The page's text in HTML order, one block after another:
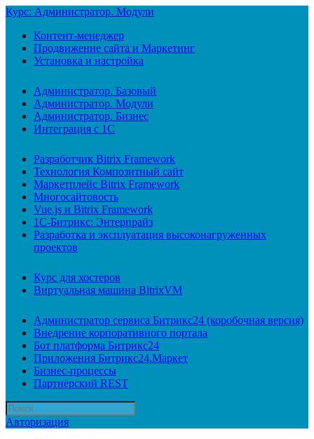
Курс: Администратор. Модули
Контент-менеджер
Продвижение сайта и Маркетинг
Установка и настройка
Администратор. Базовый
Администратор. Модули
Администратор. Бизнес
Интеграция с 1С
Разработчик Bitrix Framework
Технология Композитный сайт
Маркетплейс Bitrix Framework
Многосайтовость
Vue.js и Bitrix Framework
1С-Битрикс: Энтерпрайз
Разработка и эксплуатация высоконагруженных
проектов
Курс для хостеров
Виртуальная машина BitrixVM
Администратор сервиса Битрикс24 (коробочная версия)
Внедрение корпоративного портала
Бот платформа Битрикс24
Приложения Битрикс24.Маркет
Бизнес-процессы
Партнёрский REST
Авторизация